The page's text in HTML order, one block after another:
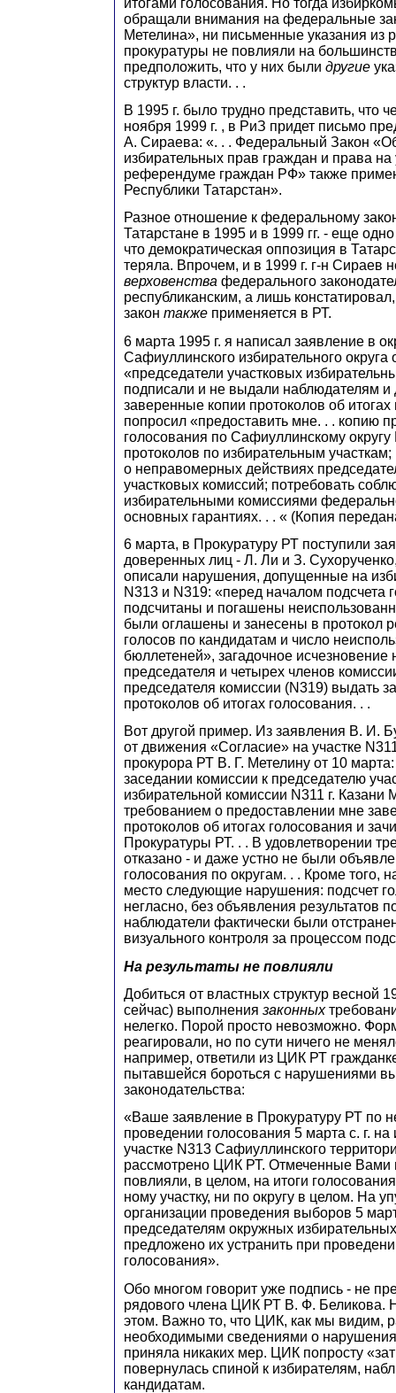
обращали внимания на федеральные
Метелина», ни письменные указания из
прокуратуры не повлияли на
предположить, что у них были другие
структур власти. . .
В 1995 г. было трудно представить, что
ноября 1999 г. , в РиЗ придет письмо
А. Сираева: «. . . Федеральный Закон
избирательных прав граждан и права на
референдуме граждан РФ» также
Республики Татарстан».
Разное отношение к федеральному
Татарстане в 1995 и в 1999 гг. - еще одно
что демократическая оппозиция в
теряла. Впрочем, и в 1999 г. г-н Сираев
верховенства федерального
республиканским, а лишь
закон также применяется в РТ.
6 марта 1995 г. я написал заявление в
Сафиуллинского избирательного округа
«председатели участковых
подписали и не выдали наблюдателям
заверенные копии протоколов об
попросил «предоставить мне. . . копию
голосования по Сафиуллинскому округу
протоколов по избирательным
о неправомерных действиях
участковых комиссий; потребовать
избирательными комиссиями
основных гарантиях. . . « (Копия
6 марта, в Прокуратуру РТ поступили
доверенных лиц - Л. Ли и З.
описали нарушения, допущенные на
N313 и N319: «перед началом подсчета
подсчитаны и погашены
были оглашены и занесены в протокол
голосов по кандидатам и число
бюллетеней», загадочное исчезновение
председателя и четырех членов
председателя комиссии (N319) выдать
протоколов об итогах голосования. . .
Вот другой пример. Из заявления В. И.
от движения «Согласие» на участке
прокурора РТ В. Г. Метелину от 10
заседании комиссии к председателю
избирательной комиссии N311 г. Казани
требованием о предоставлении мне
протоколов об итогах голосования и
Прокуратуры РТ. . . В удовлетворении
отказано - и даже устно не были
голосования по округам. . . Кроме того,
место следующие нарушения: подсчет
негласно, без объявления результатов
наблюдатели фактически были
визуального контроля за процессом
На результаты не повлияли
Добиться от властных структур весной
сейчас) выполнения законных
нелегко. Порой просто невозможно.
реагировали, но по сути ничего не
например, ответили из ЦИК РТ
пытавшейся бороться с нарушениями
законодательства:
«Ваше заявление в Прокуратуру РТ по
проведении голосования 5 марта с. г. на
участке N313 Сафиуллинского
рассмотрено ЦИК РТ. Отмеченные Вами
повлияли, в целом, на итоги
ному участку, ни по округу в целом. На
организации проведения выборов 5
председателям окружных
предложено их устранить при
голосования».
Обо многом говорит уже подпись - не
рядового члена ЦИК РТ В. Ф. Беликова.
этом. Важно то, что ЦИК, как мы видим,
необходимыми сведениями о
приняла никаких мер. ЦИК попросту
повернулась спиной к избирателям,
кандидатам.